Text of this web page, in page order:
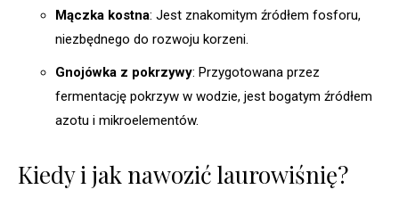
Mączka kostna: Jest znakomitym źródłem fosforu,
niezbędnego do rozwoju korzeni.
Gnojówka z pokrzywy: Przygotowana przez
fermentację pokrzyw w wodzie, jest bogatym źródłem
azotu i mikroelementów.
Kiedy i jak nawozić laurowiśnię?